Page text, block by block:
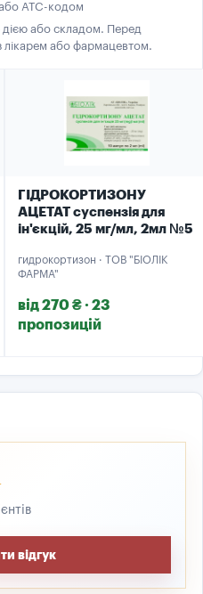
ATC-кодом
дією або складом. Перед
лікарем або фармацевтом.
ГІДРОКОРТИЗОНУ
АЦЕТАТ суспензія для
ін'єкцій, 25 мг/мл, 2мл №5
гидрокортизон · ТОВ "БІОЛІК
ФАРМА"
від 270 ₴ · 23
пропозицій
відгук